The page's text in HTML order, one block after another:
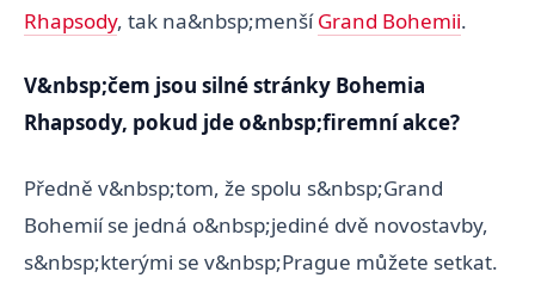
Rhapsody, tak na&nbsp;menšíGrand Bohemii.
V&nbsp;čem jsou silné stránky Bohemia
Rhapsody, pokud jde o&nbsp;firemní akce?
Předně v&nbsp;tom, že spolu s&nbsp;Grand
Bohemií se jedná o&nbsp;jediné dvě novostavby,
s&nbsp;kterými se v&nbsp;Prague můžete setkat.